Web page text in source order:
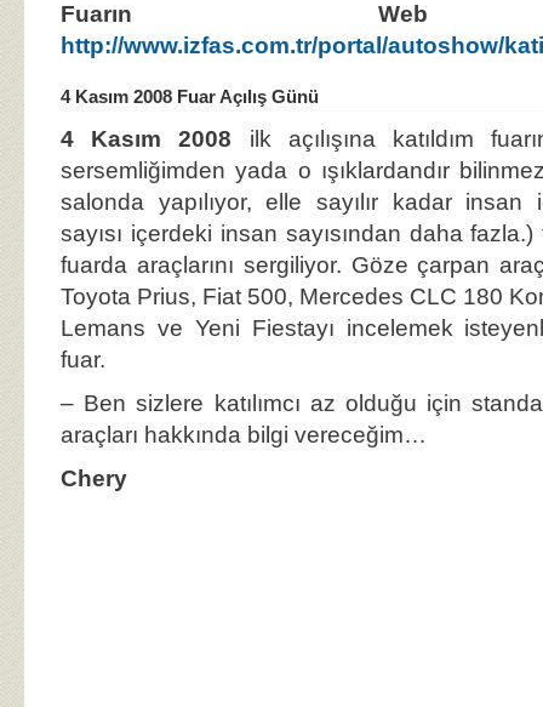
Fuarın Web
http://www.izfas.com.tr/portal/autoshow/
4 Kasım 2008 Fuar Açılış Günü
4 Kasım 2008 ilk açılışına katıldım
sersemliğimden yada o ışıklardandır
salonda yapılıyor, elle sayılır kadar insan
sayısı içerdeki insan sayısından daha
fuarda araçlarını sergiliyor. Göze çarpan
Toyota Prius, Fiat 500, Mercedes CLC 180
Lemans ve Yeni Fiestayı incelemek
fuar.
– Ben sizlere katılımcı az olduğu için
araçları hakkında bilgi vereceğim…
Chery